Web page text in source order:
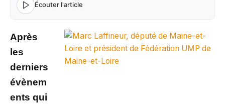
Écouter l'article
Après
les
derniers
évènem
ents qui